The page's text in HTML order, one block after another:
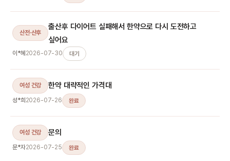
산전·산후
출산후 다이어트 실패해서 한약으로 다시 도전하고
싶어요
이*혜 2026-07-30 대기
여성 건강 한약 대략적인 가격대
성*희 2026-07-26 완료
여성 건강 문의
문*자2026-07-25 완료